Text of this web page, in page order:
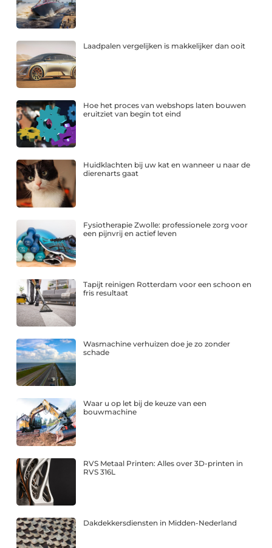
Laadpalen vergelijken is makkelijker dan ooit
Hoe het proces van webshops laten bouwen
eruitziet van begin tot eind
Huidklachten bij uw kat en wanneer u naar de
dierenarts gaat
Fysiotherapie Zwolle: professionele zorg voor
een pijnvrij en actief leven
Tapijt reinigen Rotterdam voor een schoon en
fris resultaat
Wasmachine verhuizen doe je zo zonder
schade
Waar u op let bij de keuze van een
bouwmachine
RVS Metaal Printen: Alles over 3D-printen in
RVS 316L
Dakdekkersdiensten in Midden-Nederland